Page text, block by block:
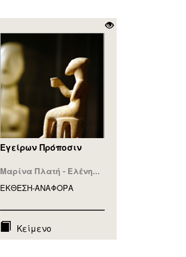
Eγείρων Πρόποσιν
Μαρίνα Πλατή - Ελένη...
ΕΚΘΕΣΗ-ΑΝΑΦΟΡA
Κείμενο